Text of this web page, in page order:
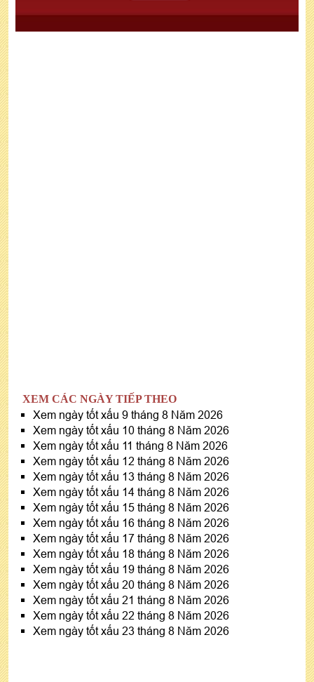
XEM CÁC NGÀY TIẾP THEO
Xem ngày tốt xấu 9 tháng 8 Năm 2026
Xem ngày tốt xấu 10 tháng 8 Năm 2026
Xem ngày tốt xấu 11 tháng 8 Năm 2026
Xem ngày tốt xấu 12 tháng 8 Năm 2026
Xem ngày tốt xấu 13 tháng 8 Năm 2026
Xem ngày tốt xấu 14 tháng 8 Năm 2026
Xem ngày tốt xấu 15 tháng 8 Năm 2026
Xem ngày tốt xấu 16 tháng 8 Năm 2026
Xem ngày tốt xấu 17 tháng 8 Năm 2026
Xem ngày tốt xấu 18 tháng 8 Năm 2026
Xem ngày tốt xấu 19 tháng 8 Năm 2026
Xem ngày tốt xấu 20 tháng 8 Năm 2026
Xem ngày tốt xấu 21 tháng 8 Năm 2026
Xem ngày tốt xấu 22 tháng 8 Năm 2026
Xem ngày tốt xấu 23 tháng 8 Năm 2026